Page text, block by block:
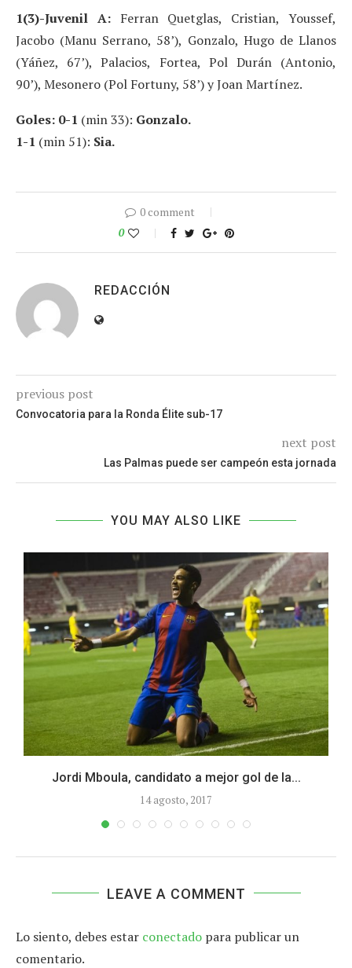
1(3)-Juvenil A:Ferran Quetglas, Cristian, Youssef,
Jacobo (Manu Serrano, 58’), Gonzalo, Hugo de Llanos
(Yáñez, 67’), Palacios, Fortea, Pol Durán (Antonio,
90’), Mesonero (Pol Fortuny, 58’) y Joan Martínez.
Goles: 0-1 (min 33): Gonzalo.
1-1 (min 51): Sia.
0 comment
0
REDACCIÓN
previous post
Convocatoria para la Ronda Élite sub-17
next post
Las Palmas puede ser campeón esta jornada
YOU MAY ALSO LIKE
Jordi Mboula, candidato a mejor gol de la...
14 agosto, 2017
LEAVE A COMMENT
Lo siento, debes estar conectado para publicar un
comentario.